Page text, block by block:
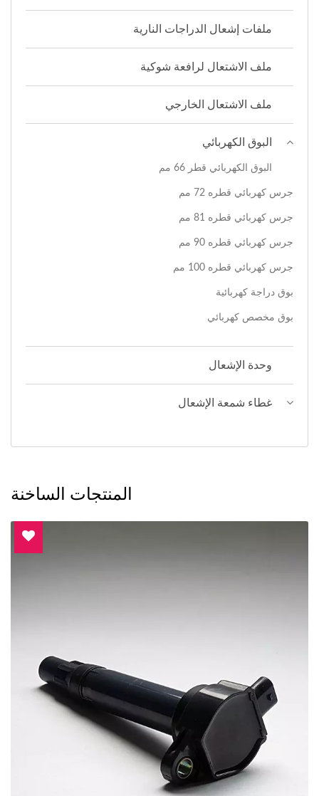
ملفات إشعال الدراجات النارية
ملف الاشتعال لرافعة شوكية
ملف الاشتعال الخارجي
البوق الكهربائي
البوق الكهربائي قطر 66 مم
جرس كهربائي قطره 72 مم
جرس كهربائي قطره 81 مم
جرس كهربائي قطره 90 مم
جرس كهربائي قطره 100 مم
بوق دراجة كهربائية
بوق مخصص كهربائي
وحدة الإشعال
غطاء شمعة الإشعال
المنتجات الساخنة